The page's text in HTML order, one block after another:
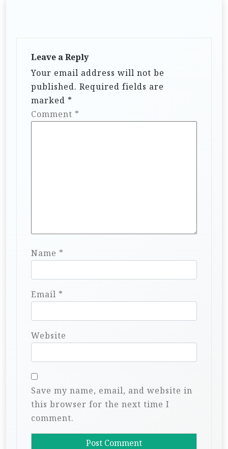
Leave a Reply
Your email address will not be
published. Required fields are
marked *
Comment *
Name *
Email *
Website
Save my name, email, and website in
this browser for the next time I
comment.